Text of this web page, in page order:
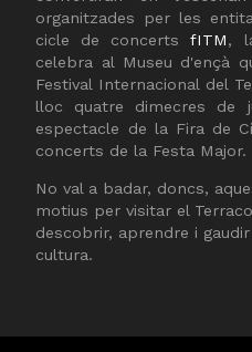
organitzades per les
cicle de concertsfITM,
celebra al Museu d'ençà
Festival Internacional del
lloc quatre dimecres de
espectacle de la Fira de
concerts de la Festa Major.
No val a badar, doncs,
motius per visitar el
descobrir, aprendre i
cultura.